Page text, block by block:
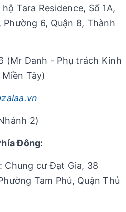
Tara Residence, Số 1A,
6, Quận 8, Thành
(Mr Danh - Phụ trách Kinh
Tây)
2)
Đông:
Chung cư Đạt Gia, 38
Tam Phú, Quận Thủ